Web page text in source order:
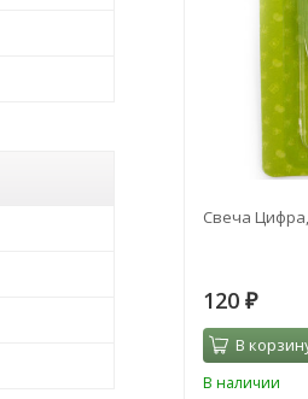
Свеча
120 ₽
В
В наличии